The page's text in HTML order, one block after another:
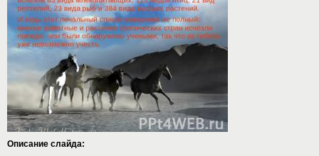
Описание слайда: